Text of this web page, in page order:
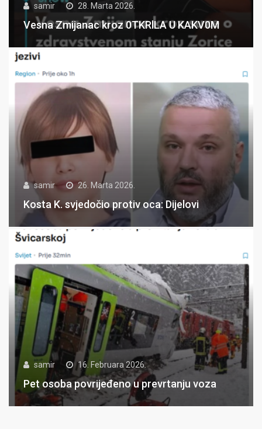
samir 28. Marta 2026.
Vesna Zmijanac kroz 0TKRlLA U KAKV0M
samir 26. Marta 2026.
Kosta K. svjedočio protiv oca: Dijelovi
samir 16. Februara 2026.
Pet osoba povrijeđeno u prevrtanju voza